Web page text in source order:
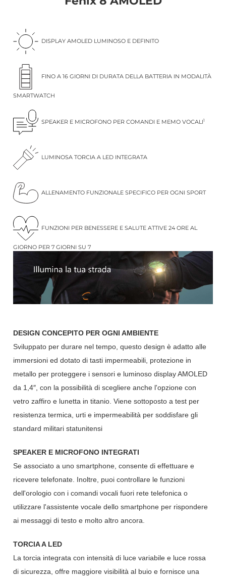
DISPLAY AMOLED LUMINOSO E DEFINITO
FINO A 16 GIORNI DI DURATA DELLA BATTERIA IN MODALITÀ
SMARTWATCH
SPEAKER E MICROFONO PER COMANDI E MEMO VOCALI1
LUMINOSA TORCIA A LED INTEGRATA
ALLENAMENTO FUNZIONALE SPECIFICO PER OGNI SPORT
FUNZIONI PER BENESSERE E SALUTE ATTIVE 24 ORE AL
GIORNO PER 7 GIORNI SU 7
DESIGN CONCEPITO PER OGNI AMBIENTE
Sviluppato per durare nel tempo, questo design è adatto alle
immersioni ed dotato di tasti impermeabili, protezione in
metallo per proteggere i sensori e luminoso display AMOLED
da 1,4″, con la possibilità di scegliere anche l'opzione con
vetro zaffiro e lunetta in titanio. Viene sottoposto a test per
resistenza termica, urti e impermeabilità per soddisfare gli
standard militari statunitensi
SPEAKER E MICROFONO INTEGRATI
Se associato a uno smartphone, consente di effettuare e
ricevere telefonate. Inoltre, puoi controllare le funzioni
dell'orologio con i comandi vocali fuori rete telefonica o
utilizzare l'assistente vocale dello smartphone per rispondere
ai messaggi di testo e molto altro ancora.
TORCIA A LED
La torcia integrata con intensità di luce variabile e luce rossa
di sicurezza, offre maggiore visibilità al buio e fornisce una